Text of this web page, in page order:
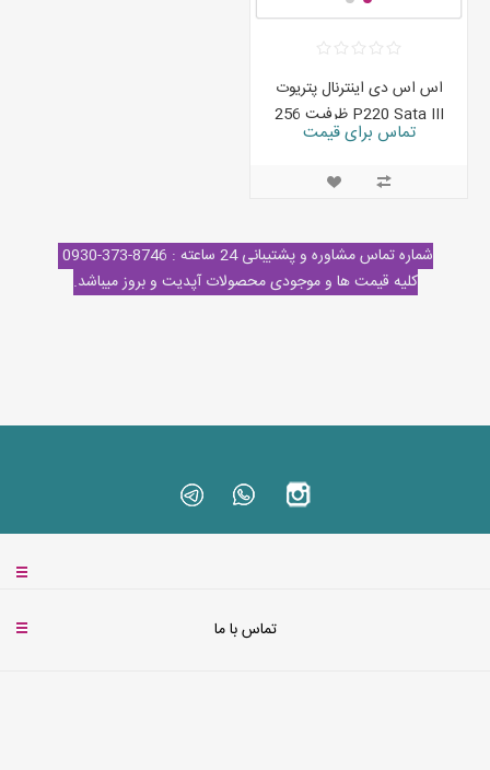
اس اس دی اینترنال پتریوت
P220 Sata III ظرفیت 256
گیگابایت
تماس برای قیمت
شماره تماس مشاوره و پشتیبانی 24 ساعته : 8746-373-0930
کلیه قیمت ها و موجودی محصولات آپدیت و بروز میباشد.
تماس با ما